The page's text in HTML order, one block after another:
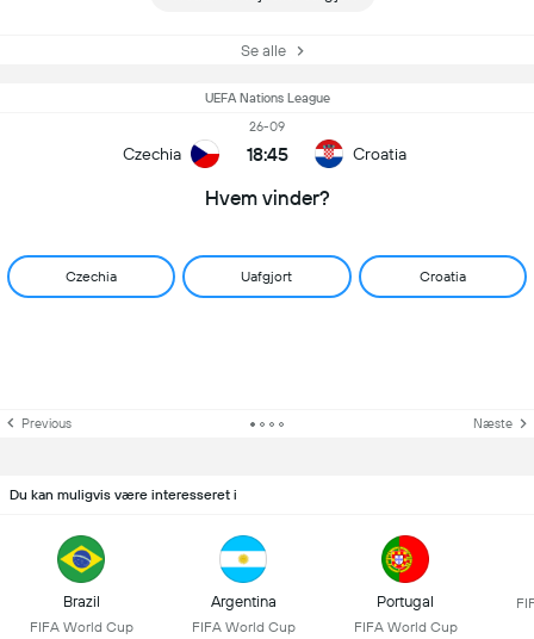
Se alle
UEFA Nations League
Czechia
26-09
18:45 Croatia
Hvem vinder?
Czechia Uafgjort Croatia
Previous Næste
Du kan muligvis være interesseret i
Brazil
FIFA World Cup
Argentina
FIFA World Cup
Portugal
FIFA World Cup